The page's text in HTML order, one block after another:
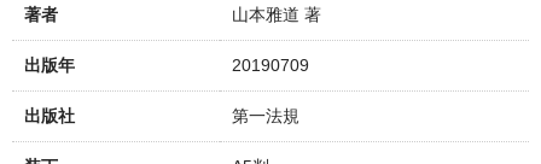
著者 山本雅道 著
出版年 20190709
出版社 第一法規